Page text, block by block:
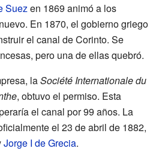
Suezen 1869 animó a los
En 1870, el gobierno griego
el canal de Corinto. Se
pero una de ellas quebró.
laSociété Internationale du
, obtuvo el permiso. Esta
el canal por 99 años. La
el 23 de abril de 1882,
Jorge I de Grecia.